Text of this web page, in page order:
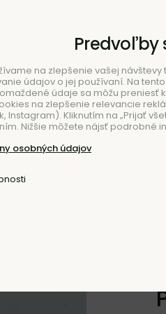
Predvoľby
na zlepšenie vašej
údajov o jej používaní. Na
údaje sa môžu preniesť
na zlepšenie relevancie
Instagram). Kliknutím na „Prijať
Nižšie môžete nájsť podrobné
osobných údajov